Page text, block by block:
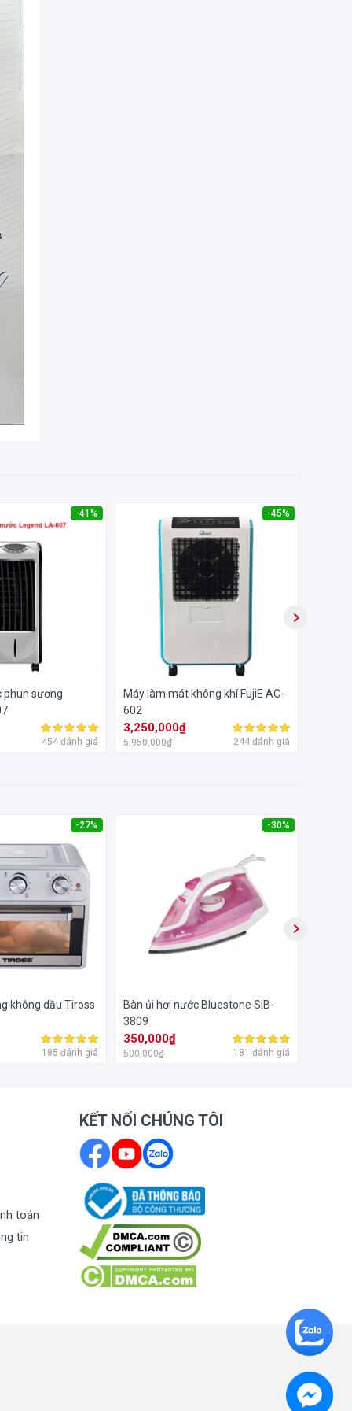
-41%
phun sương
454 đánh giá
-45%
Máy làm mát không khí FujiE AC-
602
3,250,000₫
5,950,000₫ 244 đánh giá
-27%
không dầu Tiross
185 đánh giá
-30%
Bàn ủi hơi nước Bluestone SIB-
3809
350,000₫
500,000₫ 181 đánh giá
toán
tin
KẾT NỐI CHÚNG TÔI